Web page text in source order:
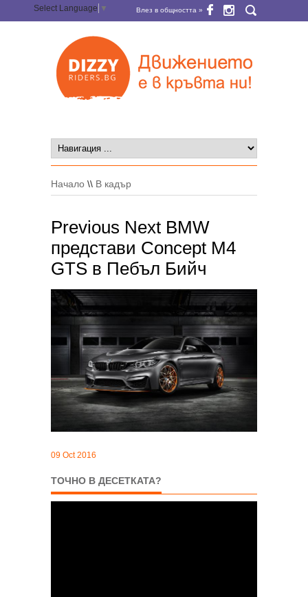
Select Language ▼ Влез в общността »
Начало \\ В кадър
Previous Next BMW
представи Concept M4
GTS в Пебъл Бийч
09 Oct 2016
ТОЧНО В ДЕСЕТКАТА?